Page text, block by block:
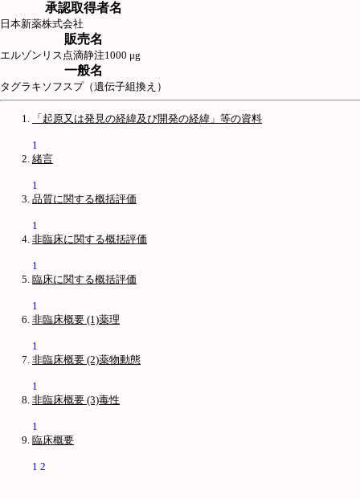
承認取得者名
日本新薬株式会社
販売名
エルゾンリス点滴静注1000 μg
一般名
タグラキソフスプ（遺伝子組換え）
「起原又は発見の経緯及び開発の経緯」等の資料
1
緒言
1
品質に関する概括評価
1
非臨床に関する概括評価
1
臨床に関する概括評価
1
非臨床概要 (1)薬理
1
非臨床概要 (2)薬物動態
1
非臨床概要 (3)毒性
1
臨床概要
1 2